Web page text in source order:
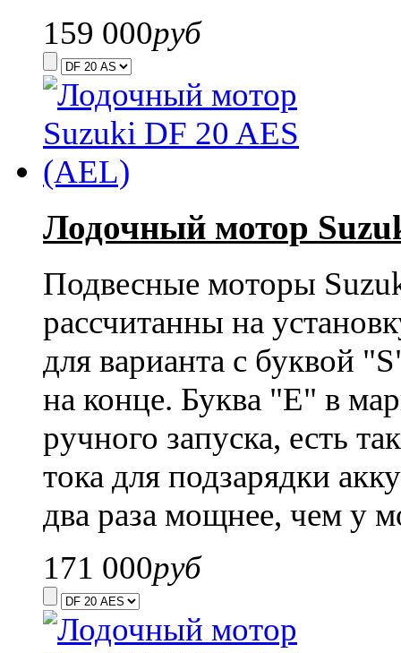
159 000руб
Лодочный мотор
Подвесные моторы
рассчитанны на
для варианта с буквой
на конце. Буква "E" в
ручного запуска, есть
тока для подзарядки
два раза мощнее, чем у
171 000руб